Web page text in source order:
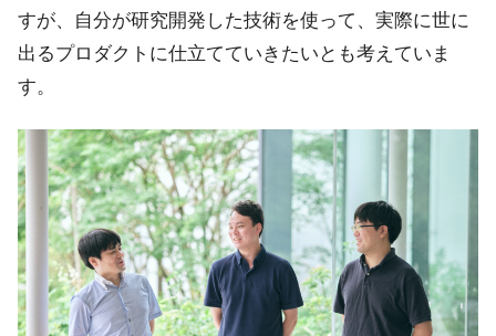
すが、自分が研究開発した技術を使って、実際に世に
出るプロダクトに仕立てていきたいとも考えていま
す。